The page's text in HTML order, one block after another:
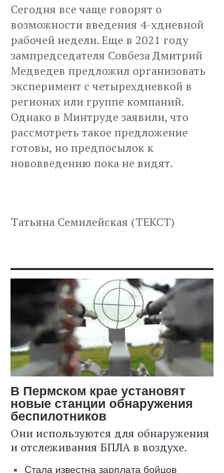
Сегодня все чаще говорят о
возможности введения 4-хдневной
рабочей недели. Еще в 2021 году
зампредседателя Совбеза Дмитрий
Медведев предложил организовать
эксперимент с четырехдневкой в
регионах или группе компаний.
Однако в Минтруде заявили, что
рассмотреть такое предложение
готовы, но предпосылок к
нововведению пока не видят.
Татьяна Семилейская (ТЕКСТ)
В Пермском крае установят
новые станции обнаружения
беспилотников
Они используются для обнаружения
и отслеживания БПЛА в воздухе.
Стала известна зарплата бойцов